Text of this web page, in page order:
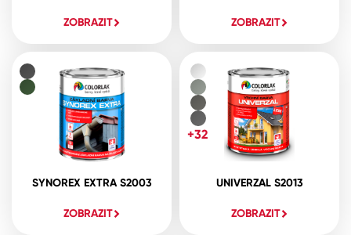
ZOBRAZIT ZOBRAZIT
SYNOREX EXTRA S2003
ZOBRAZIT
UNIVERZAL S2013
ZOBRAZIT
+32